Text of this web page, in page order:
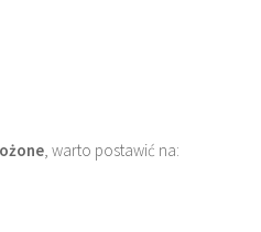
, warto postawić na: